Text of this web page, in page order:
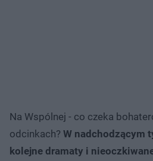
Na Wspólnej - co czeka
odcinkach? W nadchodzącym
kolejne dramaty i